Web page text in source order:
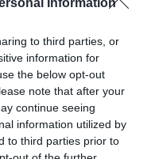
Information
to third parties, or
information for
the below opt-out
note that after your
continue seeing
information utilized by
to third parties prior to
emeltek ki a
Lounge Eventtel kötött
a 600 milliós
arany, a nyíltvízi úszó
versenyt